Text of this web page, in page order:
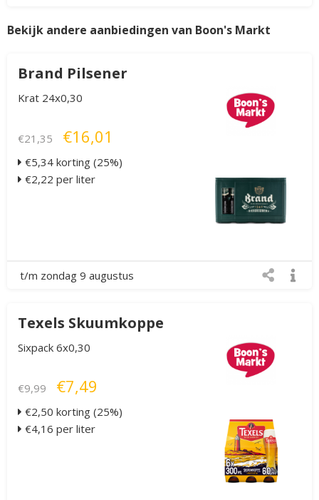
Bekijk andere aanbiedingen van Boon's Markt
Brand Pilsener
Krat 24x0,30
€21,35 €16,01
€5,34 korting (25%)
€2,22 per liter
t/m zondag 9 augustus
Texels Skuumkoppe
Sixpack 6x0,30
€9,99 €7,49
€2,50 korting (25%)
€4,16 per liter